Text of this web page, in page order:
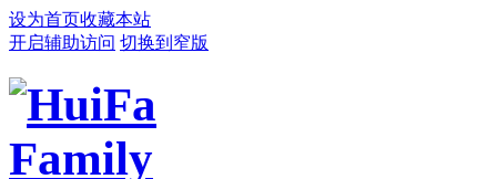
设为首页收藏本站
开启辅助访问 切换到窄版